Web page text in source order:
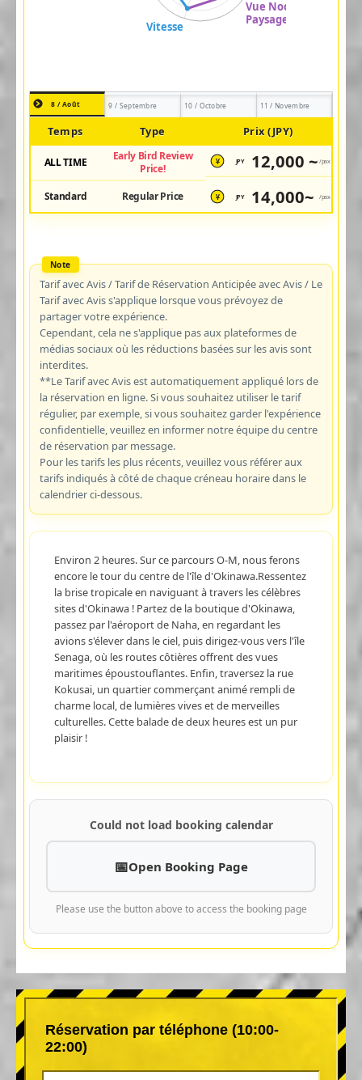
8 / Août 9 / Septembre 10 / Octobre 11 / Novembre
Temps Type Prix (JPY)
ALL TIME
Early Bird Review
Price!
¥ JPY 12,000 ~ /pax
Standard Regular Price ¥ JPY 14,000~ /pax
Tarif avec Avis / Tarif de Réservation Anticipée avec Avis / Le
Tarif avec Avis s'applique lorsque vous prévoyez de
partager votre expérience.
Cependant, cela ne s'applique pas aux plateformes de
médias sociaux où les réductions basées sur les avis sont
interdites.
**Le Tarif avec Avis est automatiquement appliqué lors de
la réservation en ligne. Si vous souhaitez utiliser le tarif
régulier, par exemple, si vous souhaitez garder l'expérience
confidentielle, veuillez en informer notre équipe du centre
de réservation par message.
Pour les tarifs les plus récents, veuillez vous référer aux
tarifs indiqués à côté de chaque créneau horaire dans le
calendrier ci-dessous.
Environ 2 heures. Sur ce parcours O-M, nous ferons
encore le tour du centre de l'île d'Okinawa.Ressentez
la brise tropicale en naviguant à travers les célèbres
sites d'Okinawa ! Partez de la boutique d'Okinawa,
passez par l'aéroport de Naha, en regardant les
avions s'élever dans le ciel, puis dirigez-vous vers l'île
Senaga, où les routes côtières offrent des vues
maritimes époustouflantes. Enfin, traversez la rue
Kokusai, un quartier commerçant animé rempli de
charme local, de lumières vives et de merveilles
culturelles. Cette balade de deux heures est un pur
plaisir !
Could not load booking calendar
Open Booking Page
Please use the button above to access the booking page
Réservation par téléphone (10:00-
22:00)